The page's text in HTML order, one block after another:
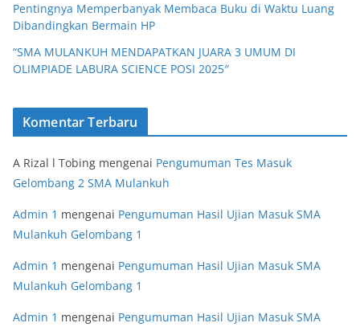
Pentingnya Memperbanyak Membaca Buku di Waktu Luang
Dibandingkan Bermain HP
“SMA MULANKUH MENDAPATKAN JUARA 3 UMUM DI
OLIMPIADE LABURA SCIENCE POSI 2025″
Komentar Terbaru
A Rizal l Tobing mengenai Pengumuman Tes Masuk
Gelombang 2 SMA Mulankuh
Admin 1 mengenai Pengumuman Hasil Ujian Masuk SMA
Mulankuh Gelombang 1
Admin 1 mengenai Pengumuman Hasil Ujian Masuk SMA
Mulankuh Gelombang 1
Admin 1 mengenai Pengumuman Hasil Ujian Masuk SMA